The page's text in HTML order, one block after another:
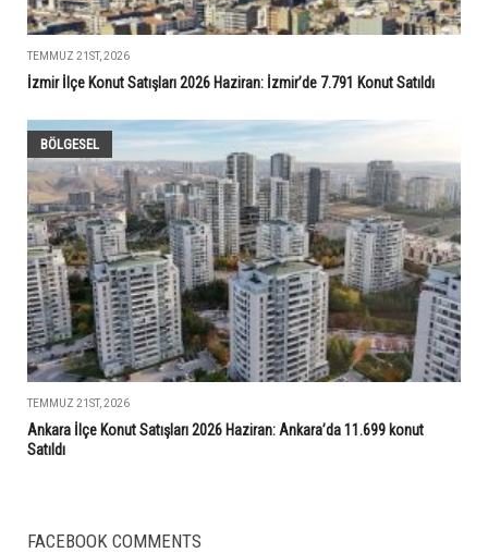
TEMMUZ 21ST, 2026
İzmir İlçe Konut Satışları 2026 Haziran: İzmir’de 7.791 Konut Satıldı
BÖLGESEL
TEMMUZ 21ST, 2026
Ankara İlçe Konut Satışları 2026 Haziran: Ankara’da 11.699 konut
Satıldı
FACEBOOK COMMENTS